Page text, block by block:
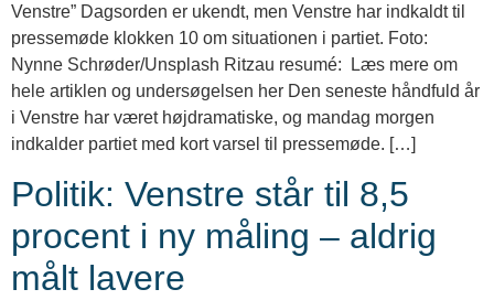
Venstre” Dagsorden er ukendt, men Venstre har indkaldt til
pressemøde klokken 10 om situationen i partiet. Foto:
Nynne Schrøder/Unsplash Ritzau resumé: Læs mere om
hele artiklen og undersøgelsen her Den seneste håndfuld år
i Venstre har været højdramatiske, og mandag morgen
indkalder partiet med kort varsel til pressemøde. […]
Politik: Venstre står til 8,5
procent i ny måling – aldrig
målt lavere